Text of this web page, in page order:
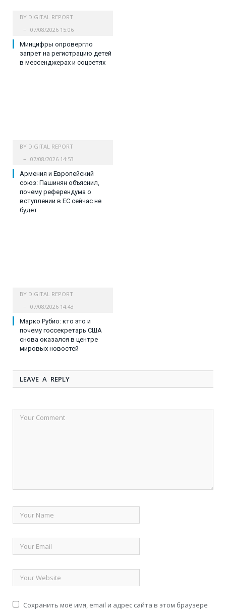
BY DIGITAL REPORT
07/08/2026 15:06
Минцифры опровергло
запрет на регистрацию детей
в мессенджерах и соцсетях
BY DIGITAL REPORT
07/08/2026 14:53
Армения и Европейский
союз: Пашинян объяснил,
почему референдума о
вступлении в ЕС сейчас не
будет
BY DIGITAL REPORT
07/08/2026 14:43
Марко Рубио: кто это и
почему госсекретарь США
снова оказался в центре
мировых новостей
LEAVE A REPLY
Сохранить моё имя, email и адрес сайта в этом браузере